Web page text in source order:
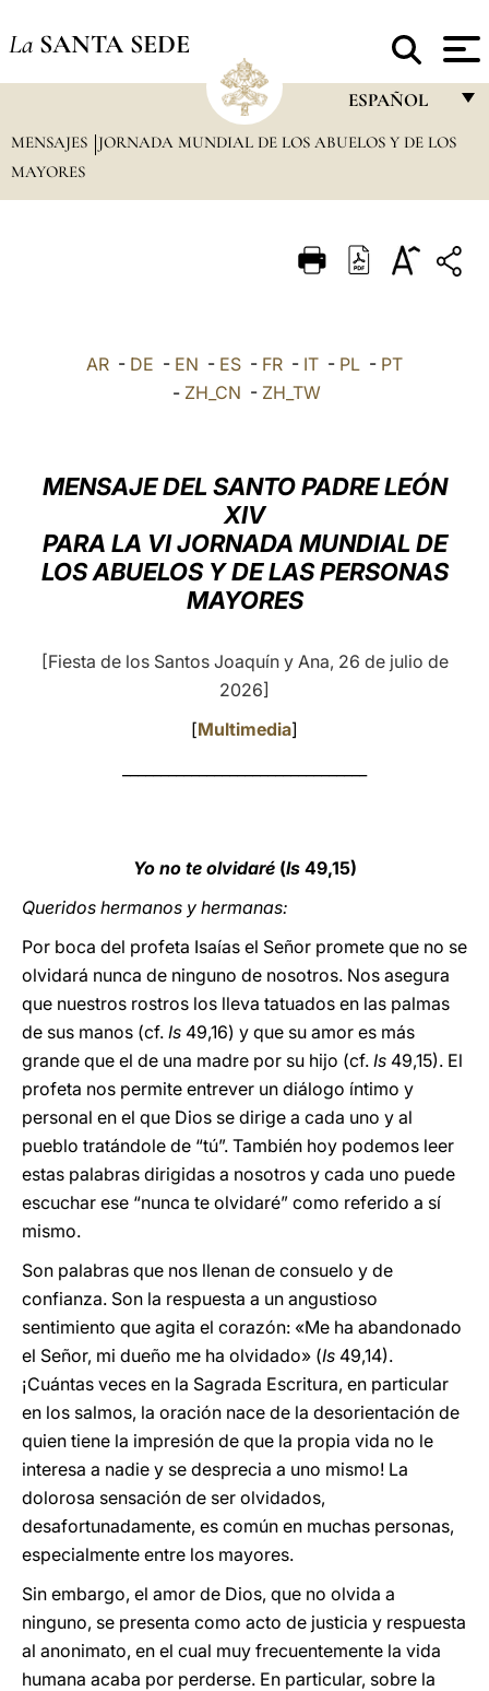
La SANTA SEDE
ESPAÑOL
FRANÇAIS
PORTUGUÊS
DEUTSCH
中文
MENSAJES
JORNADA MUNDIAL DE LOS ABUELOS Y DE LOS
MAYORES
AR - DE - EN - ES - FR - IT - PL - PT
- ZH_CN - ZH_TW
MENSAJE DEL SANTO PADRE LEÓN
XIV
PARA LA VI JORNADA MUNDIAL DE
LOS ABUELOS Y DE LAS PERSONAS
MAYORES
[Fiesta de los Santos Joaquín y Ana, 26 de julio de
2026]
[Multimedia]
Yo no te olvidaré (Is 49,15)
Queridos hermanos y hermanas:
Por boca del profeta Isaías el Señor promete que no se
olvidará nunca de ninguno de nosotros. Nos asegura
que nuestros rostros los lleva tatuados en las palmas
de sus manos (cf. Is 49,16) y que su amor es más
grande que el de una madre por su hijo (cf. Is 49,15). El
profeta nos permite entrever un diálogo íntimo y
personal en el que Dios se dirige a cada uno y al
pueblo tratándole de “tú”. También hoy podemos leer
estas palabras dirigidas a nosotros y cada uno puede
escuchar ese “nunca te olvidaré” como referido a sí
mismo.
Son palabras que nos llenan de consuelo y de
confianza. Son la respuesta a un angustioso
sentimiento que agita el corazón: «Me ha abandonado
el Señor, mi dueño me ha olvidado» (Is 49,14).
¡Cuántas veces en la Sagrada Escritura, en particular
en los salmos, la oración nace de la desorientación de
quien tiene la impresión de que la propia vida no le
interesa a nadie y se desprecia a uno mismo! La
dolorosa sensación de ser olvidados,
desafortunadamente, es común en muchas personas,
especialmente entre los mayores.
Sin embargo, el amor de Dios, que no olvida a
ninguno, se presenta como acto de justicia y respuesta
al anonimato, en el cual muy frecuentemente la vida
humana acaba por perderse. En particular, sobre la